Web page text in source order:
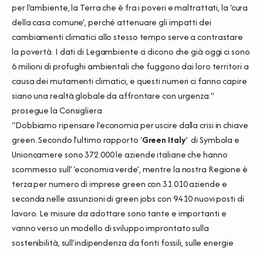
per l'ambiente, la Terra che è fra i poveri e maltrattati, la 'cura
della casa comune', perché attenuare gli impatti dei
cambiamenti climatici allo stesso tempo serve a contrastare
la povertà. I dati di Legambiente ci dicono che già oggi ci sono
6 milioni di profughi ambientali che fuggono dai loro territori a
causa dei mutamenti climatici, e questi numeri ci fanno capire
siano una realtà globale da affrontare con urgenza."
prosegue la Consigliera
“Dobbiamo ripensare l’economia per uscire dalla crisi in chiave
green. Secondo l’ultimo rapporto ‘Green Italy’ di Symbola e
Unioncamere sono 372.000 le aziende italiane che hanno
scommesso sull’ ‘economia verde’, mentre la nostra Regione è
terza per numero di imprese green con 31.010 aziende e
seconda nelle assunzioni di green jobs con 9.410 nuovi posti di
lavoro. Le misure da adottare sono tante e importanti e
vanno verso un modello di sviluppo improntato sulla
sostenibilità, sull’indipendenza da fonti fossili, sulle energie